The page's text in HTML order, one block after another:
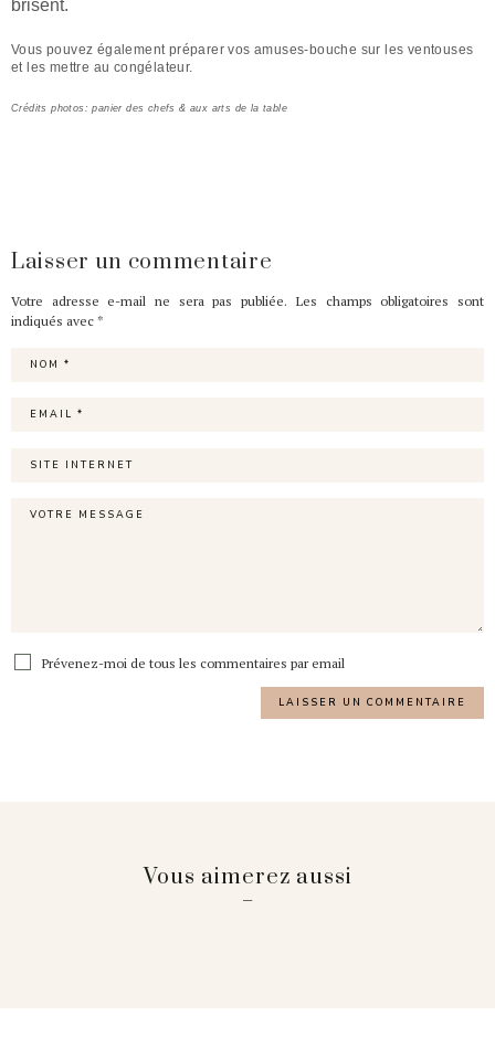
brisent.
Vous pouvez également préparer vos amuses-bouche sur les ventouses
et les mettre au congélateur.
Crédits photos: panier des chefs & aux arts de la table
Laisser un commentaire
Votre adresse e-mail ne sera pas publiée. Les champs obligatoires sont
indiqués avec *
Prévenez-moi de tous les commentaires par email
Vous aimerez aussi